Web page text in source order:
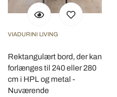
VIADURINI LIVING
Rektangulært bord, der kan
forlænges til 240 eller 280
cm i HPL og metal -
Nuværende